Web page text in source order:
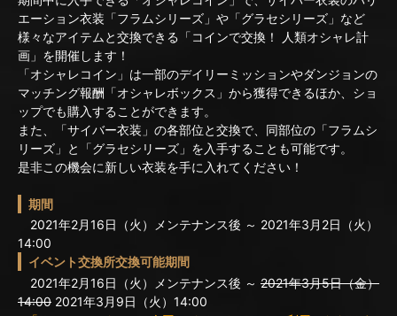
エーション衣装「フラムシリーズ」や「グラセシリーズ」など
様々なアイテムと交換できる「コインで交換！ 人類オシャレ計
画」を開催します！
「オシャレコイン」は一部のデイリーミッションやダンジョンの
マッチング報酬「オシャレボックス」から獲得できるほか、ショ
ップでも購入することができます。
また、「サイバー衣装」の各部位と交換で、同部位の「フラムシ
リーズ」と「グラセシリーズ」を入手することも可能です。
是非この機会に新しい衣装を手に入れてください！
期間
2021年2月16日（火）メンテナンス後 ～ 2021年3月2日（火）
14:00
イベント交換所交換可能期間
2021年2月16日（火）メンテナンス後 ～ 2021年3月5日（金）
14:00 2021年3月9日（火）14:00